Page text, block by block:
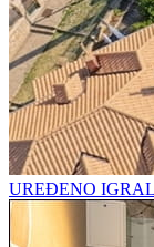
UREĐENO